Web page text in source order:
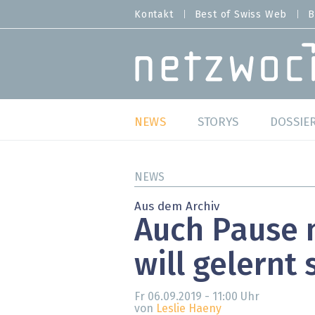
zum
MENU
Kontakt Best of Swiss Web
MAIN NAVIGATION
NEWS
Studien
Meinungen
Hands-on
STORYS
Best
SAP
NEWS
Aus dem Archiv
Auch Pause
will gelernt
Fr 06.09.2019 - 11:00 Uhr
von Leslie Haeny